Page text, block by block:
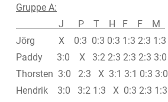
Gruppe A:
J P T H F F M
Jörg X 0:3 0:3 0:3 1:3 2:3 1:3
Paddy 3:0 X 3:2 2:3 2:3 2:3 3:0
Thorsten 3:0 2:3 X 3:1 3:1 0:3 3:0
Hendrik 3:0 3:2 1:3 X 0:3 2:3 1:3